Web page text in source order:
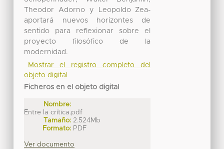
Theodor Adorno y Leopoldo Zea-
aportará nuevos horizontes de
sentido para reflexionar sobre el
proyecto filosófico de la
modernidad.
Mostrar el registro completo del
objeto digital
Ficheros en el objeto digital
Nombre:
Entre la crítica.pdf
Tamaño: 2.524Mb
Formato: PDF
Ver documento